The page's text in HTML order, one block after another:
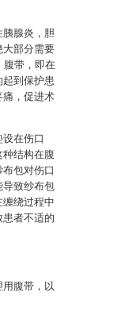
胰腺炎，胆
大部分需要
腹带，即在
到保护患
痛，促进术
在伤口
结构在腹
包对伤口
导致纱布包
绕过程中
者不适的
腹带，以